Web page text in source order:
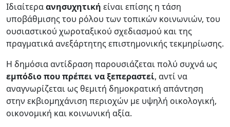
Ιδιαίτεραανησυχητική είναι επίσης η τάση
υποβάθμισης του ρόλου των τοπικών κοινωνιών, του
ουσιαστικού χωροταξικού σχεδιασμού και της
πραγματικά ανεξάρτητης επιστημονικής τεκμηρίωσης.
Η δημόσια αντίδραση παρουσιάζεται πολύ συχνά ως
εμπόδιο που πρέπει να ξεπεραστεί, αντί να
αναγνωρίζεται ως θεμιτή δημοκρατική απάντηση
στην εκβιομηχάνιση περιοχών με υψηλή οικολογική,
οικονομική και κοινωνική αξία.